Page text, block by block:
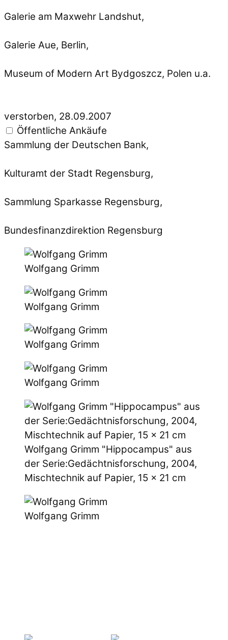
Galerie am Maxwehr Landshut,
Galerie Aue, Berlin,
Museum of Modern Art Bydgoszcz, Polen u.a.
verstorben, 28.09.2007
Öffentliche Ankäufe
Sammlung der Deutschen Bank,
Kulturamt der Stadt Regensburg,
Sammlung Sparkasse Regensburg,
Bundesfinanzdirektion Regensburg
Wolfgang Grimm
Wolfgang Grimm
Wolfgang Grimm
Wolfgang Grimm
Wolfgang Grimm "Hippocampus" aus
der Serie:Gedächtnisforschung, 2004,
Mischtechnik auf Papier, 15 x 21 cm
Wolfgang Grimm